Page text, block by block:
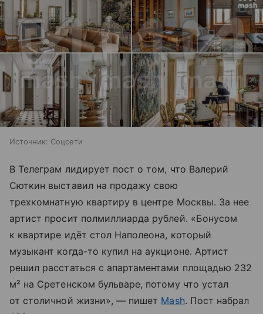
Источник: Соцсети
В Телеграм лидирует пост о том, что Валерий
Сюткин выставил на продажу свою
трехкомнатную квартиру в центре Москвы. За нее
артист просит полмиллиарда рублей. «Бонусом
к квартире идёт стол Наполеона, который
музыкант когда-то купил на аукционе. Артист
решил расстаться с апартаментами площадью 232
м² на Сретенском бульваре, потому что устал
от столичной жизни», — пишет Mash. Пост набрал